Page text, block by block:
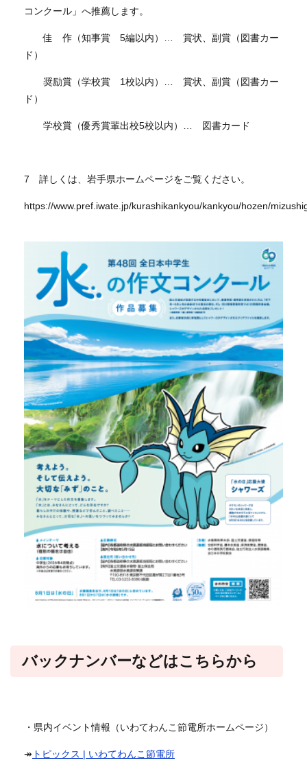
コンクール」へ推薦します。
佳 作（知事賞 5編以内）… 賞状、副賞（図書カー
ド）
奨励賞（学校賞 1校以内）… 賞状、副賞（図書カー
ド）
学校賞（優秀賞輩出校5校以内）… 図書カード
7 詳しくは、岩手県ホームページをご覧ください。
https://www.pref.iwate.jp/kurashikankyou/kankyou/hozen/
バックナンバーなどはこちらから
・県内イベント情報（いわてわんこ節電所ホームページ）
↠ トピックス | いわてわんこ節電所